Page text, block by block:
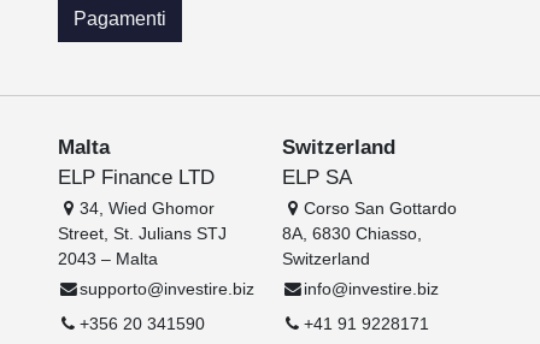
Pagamenti
Malta
ELP Finance LTD
34, Wied Ghomor
Street, St. Julians STJ
2043 – Malta
supporto@investire.biz
+356 20 341590
Switzerland
ELP SA
Corso San Gottardo
8A, 6830 Chiasso,
Switzerland
info@investire.biz
+41 91 9228171